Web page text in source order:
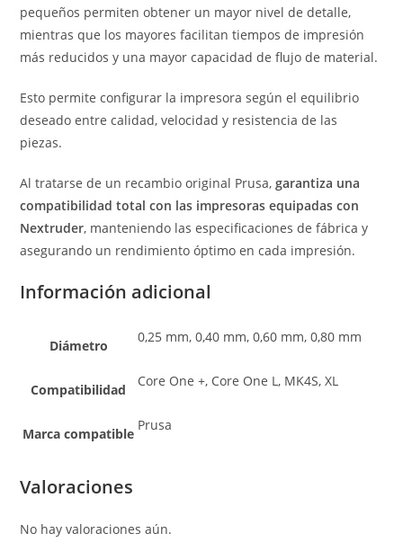
pequeños permiten obtener un mayor nivel de detalle,
mientras que los mayores facilitan tiempos de impresión
más reducidos y una mayor capacidad de flujo de material.
Esto permite configurar la impresora según el equilibrio
deseado entre calidad, velocidad y resistencia de las
piezas.
Al tratarse de un recambio original Prusa,garantiza una
compatibilidad total con las impresoras equipadas con
Nextruder, manteniendo las especificaciones de fábrica y
asegurando un rendimiento óptimo en cada impresión.
Información adicional
Diámetro
0,25 mm, 0,40 mm, 0,60 mm, 0,80 mm
Compatibilidad
Core One +, Core One L, MK4S, XL
Marca compatible
Prusa
Valoraciones
No hay valoraciones aún.